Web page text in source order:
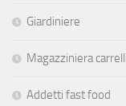
Giardiniere
Magazziniera
Addetti fast food